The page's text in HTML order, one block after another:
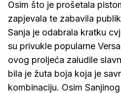
Osim što je prošetala
zapjevala te zabavila
Sanja je odabrala kratku
su privukle popularne
ovog proljeća zaludile
bila je žuta boja koja je
kombinaciju. Osim